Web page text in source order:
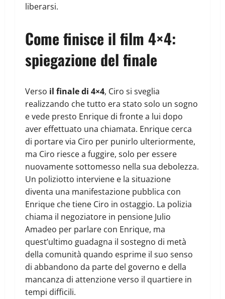
liberarsi.
Come finisce il film 4×4:
spiegazione del finale
Verso il finale di 4×4, Ciro si sveglia
realizzando che tutto era stato solo un sogno
e vede presto Enrique di fronte a lui dopo
aver effettuato una chiamata. Enrique cerca
di portare via Ciro per punirlo ulteriormente,
ma Ciro riesce a fuggire, solo per essere
nuovamente sottomesso nella sua debolezza.
Un poliziotto interviene e la situazione
diventa una manifestazione pubblica con
Enrique che tiene Ciro in ostaggio. La polizia
chiama il negoziatore in pensione Julio
Amadeo per parlare con Enrique, ma
quest’ultimo guadagna il sostegno di metà
della comunità quando esprime il suo senso
di abbandono da parte del governo e della
mancanza di attenzione verso il quartiere in
tempi difficili.